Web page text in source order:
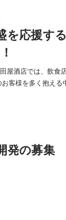
を応援す
屋酒店では、飲食
募集します！ 特に
発の募集